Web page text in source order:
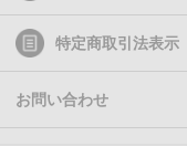
特定商取引法表示
お問い合わせ